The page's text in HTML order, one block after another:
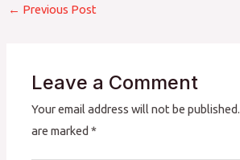
← Previous Post
Leave a Comment
Your email address will not be published.
are marked*